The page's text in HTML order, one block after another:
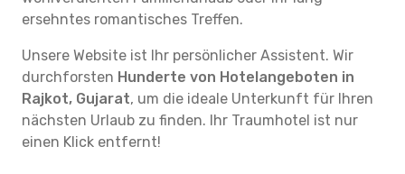
ersehntes romantisches Treffen.
Unsere Website ist Ihr persönlicher Assistent. Wir
durchforsten Hunderte von Hotelangeboten in
Rajkot, Gujarat, um die ideale Unterkunft für Ihren
nächsten Urlaub zu finden. Ihr Traumhotel ist nur
einen Klick entfernt!